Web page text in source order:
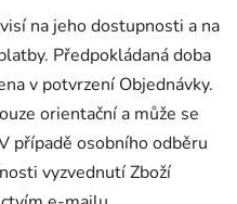
na jeho dostupnosti a na
Předpokládaná doba
v potvrzení Objednávky.
orientační a může se
případě osobního odběru
vyzvednutí Zboží